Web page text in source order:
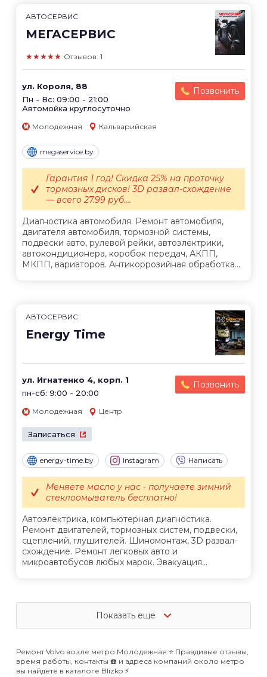
АВТОСЕРВИС
МЕГАСЕРВИС
★★★★★ Отзывов: 1
ул. Короля, 88
Пн - Вс: 09:00 - 21:00
Автомойка круглосуточно
Позвонить
Молодежная Кальварийская
megaservice.by
Диагностика автомобиля. Ремонт автомобиля,
двигателя автомобиля, тормозной системы,
подвески авто, рулевой рейки, автоэлектрики,
автокондиционера, коробок передач, АКПП,
МКПП, вариаторов. Антикоррозийная обработка...
Гарантия 1 год! Скидка 25% на проточку
тормозных дисков! 3D развал-схождение
— всего 27.99 руб....
АВТОСЕРВИС
Energy Time
ул. Игнатенко 4, корп. 1
пн-сб: 9:00 - 20:00
Позвонить
Молодежная Центр
Записаться
energy-time.by Instagram Написать
Автоэлектрика, компьютерная диагностика.
Ремонт двигателей, тормозных систем, подвески,
сцеплений, глушителей. Шиномонтаж, 3D развал-
схождение. Ремонт легковых авто и
микроавтобусов любых марок. Эвакуация...
Меняете масло у нас - получаете зимний
стеклоомыватель бесплатно!
Показать еще
Ремонт Volvo возле метро Молодежная ⭐️ Правдивые отзывы,
время работы, контакты ☎️ и адреса компаний около метро
вы найдёте в каталоге Blizko ⚡️